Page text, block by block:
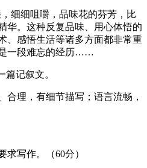
，细细咀嚼，品味花的芬芳，比
华。这种反复品味、用心体悟的
、感悟生活等诸多方面都非常重
一段难忘的经历……
篇记叙文。
合理，有细节描写；语言流畅，
求写作。（60分）